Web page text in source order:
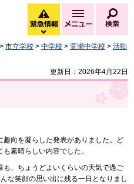
緊急情報
緊急情報を開く
メニュー
> 市立学校 > 中学校 > 萱瀬中学校 > 活動
更新日：2026年4月22日
向を凝らした発表がありました。ど
素晴らしい内容でした。
、ちょうどよいくらいの天気で過ご
な笑顔の思い出に残る一日となりまし